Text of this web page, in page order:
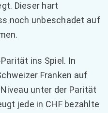
Dieser hart
noch unbeschadet auf
ins Spiel. In
Franken auf
unter der Parität
jede in CHF bezahlte